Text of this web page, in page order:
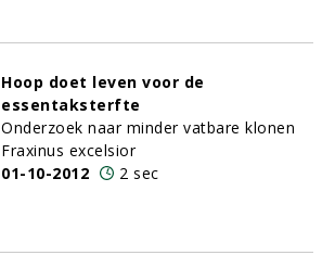
Hoop doet leven voor de
essentaksterfte
Onderzoek naar minder vatbare klonen
Fraxinus excelsior
01-10-2012
2 sec